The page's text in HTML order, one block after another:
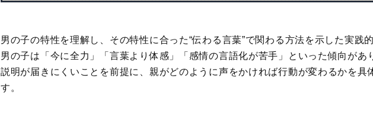
男の子の特性を理解し、その特性に合った“伝わる言葉”で関わる方法を示した実践
男の子は「今に全力」「言葉より体感」「感情の言語化が苦手」といった傾向があ
説明が届きにくいことを前提に、親がどのように声をかければ行動が変わるかを具
す。